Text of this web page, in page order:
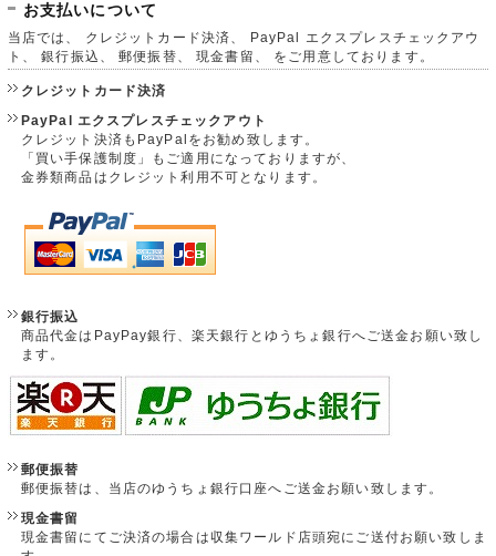
お支払いについて
当店では、 クレジットカード決済、 PayPal エクスプレスチェックアウ
ト、 銀行振込、 郵便振替、 現金書留、 をご用意しております。
クレジットカード決済
PayPal エクスプレスチェックアウト
クレジット決済もPayPalをお勧め致します。
「買い手保護制度」もご適用になっておりますが、
金券類商品はクレジット利用不可となります。
銀行振込
商品代金はPayPay銀行、楽天銀行とゆうちょ銀行へご送金お願い致し
ます。
郵便振替
郵便振替は、当店のゆうちょ銀行口座へご送金お願い致します。
現金書留
現金書留にてご決済の場合は収集ワールド店頭宛にご送付お願い致しま